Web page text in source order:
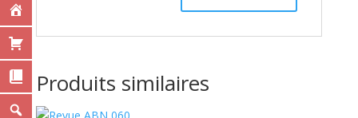
Produits similaires